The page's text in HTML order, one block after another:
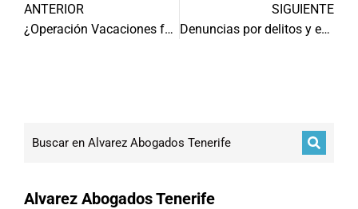
ANTERIOR
¿Operación Vacaciones fue recaudatoria?
SIGUIENTE
Denuncias por delitos y estafas informáticas
Alvarez Abogados Tenerife